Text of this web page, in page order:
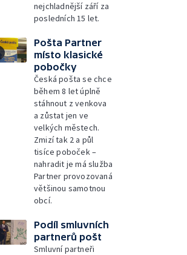
nejchladnější září za
posledních 15 let.
Pošta Partner
místo klasické
pobočky
Česká pošta se chce
během 8 let úplně
stáhnout z venkova
a zůstat jen ve
velkých městech.
Zmizí tak 2 a půl
tisíce poboček –
nahradit je má služba
Partner provozovaná
většinou samotnou
obcí.
Podíl smluvních
partnerů pošt
Smluvní partneři